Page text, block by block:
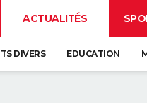
ACTUALITÉS
DIVERS EDUCATION